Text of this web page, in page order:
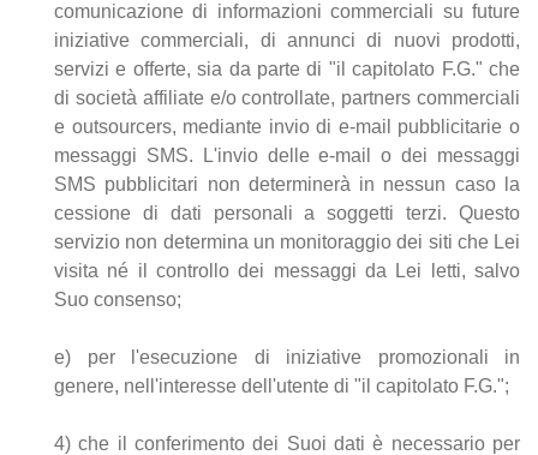
comunicazione di informazioni commerciali su future
iniziative commerciali, di annunci di nuovi prodotti,
servizi e offerte, sia da parte di "il capitolato F.G." che
di società affiliate e/o controllate, partners commerciali
e outsourcers, mediante invio di e-mail pubblicitarie o
messaggi SMS. L'invio delle e-mail o dei messaggi
SMS pubblicitari non determinerà in nessun caso la
cessione di dati personali a soggetti terzi. Questo
servizio non determina un monitoraggio dei siti che Lei
visita né il controllo dei messaggi da Lei letti, salvo
Suo consenso;
e) per l'esecuzione di iniziative promozionali in
genere, nell'interesse dell'utente di "il capitolato F.G.";
4) che il conferimento dei Suoi dati è necessario per